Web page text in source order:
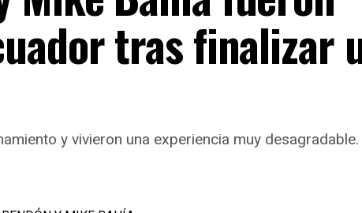
tras finalizar
y vivieron una experiencia muy desagradable.